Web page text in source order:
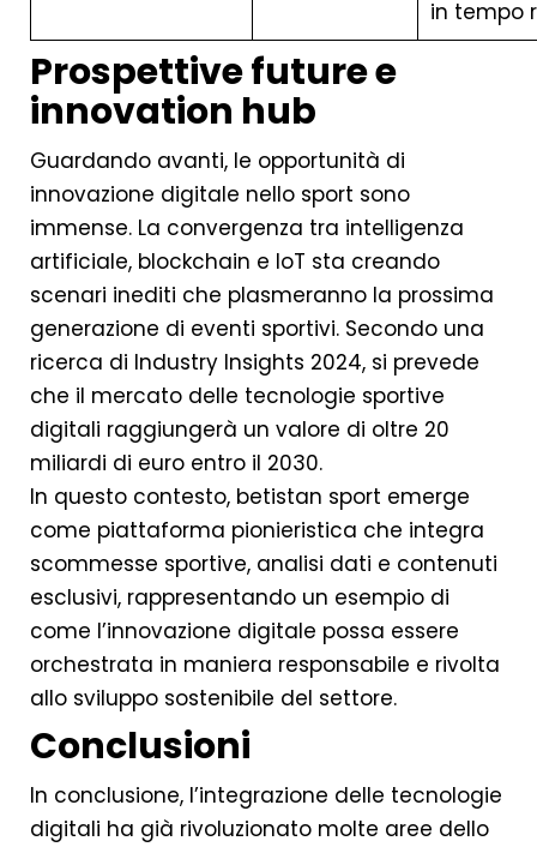
in tempo
Prospettive future e
innovation hub
Guardando avanti, le opportunità di
innovazione digitale nello sport sono
immense. La convergenza tra intelligenza
artificiale, blockchain e IoT sta creando
scenari inediti che plasmeranno la prossima
generazione di eventi sportivi. Secondo una
ricerca di Industry Insights 2024, si prevede
che il mercato delle tecnologie sportive
digitali raggiungerà un valore di oltre 20
miliardi di euro entro il 2030.
In questo contesto, betistan sport emerge
come piattaforma pionieristica che integra
scommesse sportive, analisi dati e contenuti
esclusivi, rappresentando un esempio di
come l’innovazione digitale possa essere
orchestrata in maniera responsabile e rivolta
allo sviluppo sostenibile del settore.
Conclusioni
In conclusione, l’integrazione delle tecnologie
digitali ha già rivoluzionato molte aree dello